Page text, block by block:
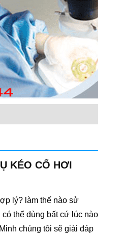
KÉO CỔ HƠI
lý? làm thế nào sử
thể dùng bất cứ lúc nào
chúng tôi sẽ giải đáp